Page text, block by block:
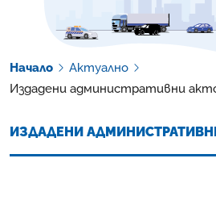
Начало
Актуално
Издадени административни
ИЗДАДЕНИ